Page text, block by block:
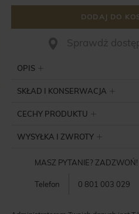
DODAJ DO
Sprawdż
OPIS
SKŁAD I KONSERWACJA
CECHY PRODUKTU
WYSYŁKA I ZWROTY
MASZ PYTANIE? ZADZWOŃ!
Telefon 0 801 003 029